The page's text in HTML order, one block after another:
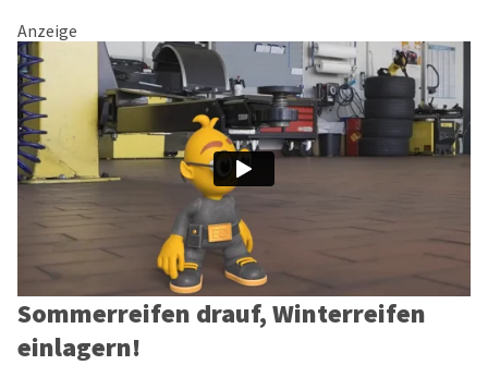
Anzeige
Sommerreifen drauf, Winterreifen
einlagern!